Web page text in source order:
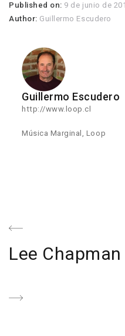
Published on: 9 de junio de
Author: Guillermo Escudero
Guillermo Escudero
http://www.loop.cl
Música Marginal, Loop
Navegación
de
entradas
Previous
Lee Chapman